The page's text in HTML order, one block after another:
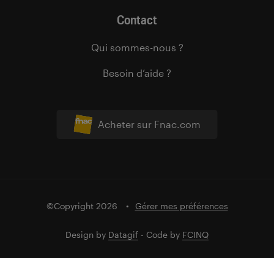
Acheter sur Fnac.com
Contact
Qui sommes-nous ?
Besoin d’aide ?
©Copyright 2026 Gérer mes préférences
Design by Datagif - Code by FCINQ